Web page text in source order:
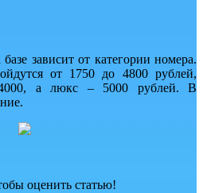
зависит от категории номера.
от 1750 до 4800 рублей,
4000, а люкс – 5000 рублей. В
оценить статью!